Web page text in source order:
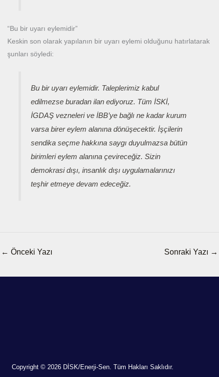
“Bu bir uyarı eylemidir”
Keskin son olarak yapılanın bir uyarı eylemi olduğunu hatırlatarak
şunları söyledi:
Bu bir uyarı eylemidir. Taleplerimiz kabul
edilmezse buradan ilan ediyoruz. Tüm İSKİ,
İGDAŞ vezneleri ve İBB’ye bağlı ne kadar kurum
varsa birer eylem alanına dönüşecektir. İşçilerin
sendika seçme hakkına saygı duyulmazsa bütün
birimleri eylem alanına çevireceğiz. Sizin
demokrasi dışı, insanlık dışı uygulamalarınızı
teşhir etmeye devam edeceğiz.
← Önceki Yazı Sonraki Yazı →
Copyright © 2026 DİSK/Enerji-Sen. Tüm Hakları Saklıdır.